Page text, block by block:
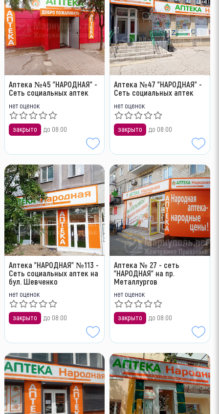
Аптека №45 "НАРОДНАЯ" -
Сеть социальных аптек
нет оценок
закрыто до 08:00
Аптека №47 "НАРОДНАЯ" -
Сеть социальных аптек
нет оценок
закрыто до 08:00
Аптека "НАРОДНАЯ" №113 -
Сеть социальных аптек на
бул. Шевченко
нет оценок
закрыто до 08:00
Аптека № 27 - сеть
"НАРОДНАЯ" на пр.
Металлургов
нет оценок
закрыто до 08:00